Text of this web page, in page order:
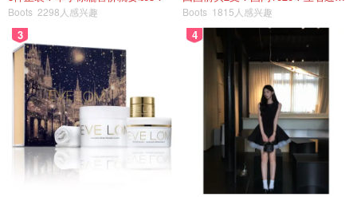
Boots 2298人感兴趣 Boots 1815人感兴趣
3 4